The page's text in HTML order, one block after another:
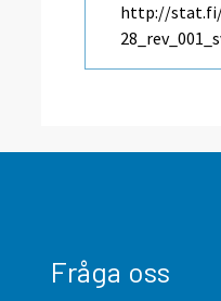
http://stat.fi/
Fråga oss